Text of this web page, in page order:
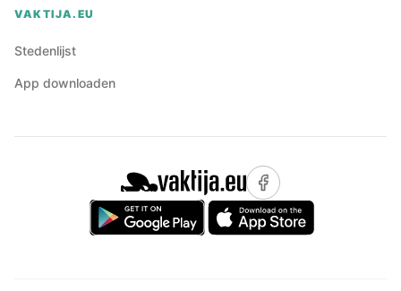
VAKTIJA.EU
Stedenlijst
App downloaden